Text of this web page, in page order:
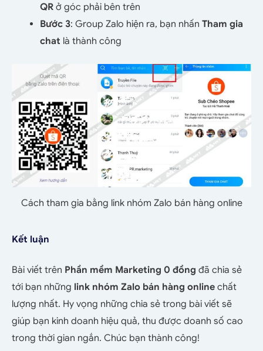
QR ở góc phải bên trên
Bước 3: Group Zalo hiện ra, bạn nhấn Tham gia
chat là thành công
Cách tham gia bằng link nhóm Zalo bán hàng online
Kết luận
Bài viết trên Phần mềm Marketing 0 đồng đã chia sẻ
tới bạn những link nhóm Zalo bán hàng online chất
lượng nhất. Hy vọng những chia sẻ trong bài viết sẽ
giúp bạn kinh doanh hiệu quả, thu được doanh số cao
trong thời gian ngắn. Chúc bạn thành công!